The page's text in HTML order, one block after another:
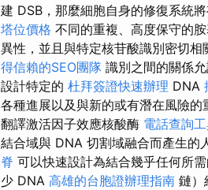
建 DSB，那麼細胞自身的修復系統
塔位價格 不同的重複、高度保守的胺
異性，並且與特定核苷酸識別密切相
得信賴的SEO團隊 識別之間的關係
設計特定的 杜拜簽證快速辦理 DNA
各種進展以及與新的或有潛在風險的
翻譯激活因子效應核酸酶 電話查詢
結合域與 DNA 切割域融合而產生的
脊 可以快速設計為結合幾乎任何所
少 DNA 高雄的台胞證辦理指南 鏈）